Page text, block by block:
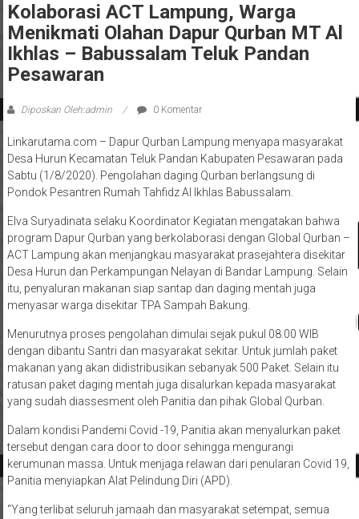
Kolaborasi ACT Lampung, Warga
Menikmati Olahan Dapur Qurban MT Al
Ikhlas – Babussalam Teluk Pandan
Pesawaran
Diposkan Oleh:admin 0 Komentar
Linkarutama.com – Dapur Qurban Lampung menyapa masyarakat
Desa Hurun Kecamatan Teluk Pandan Kabupaten Pesawaran pada
Sabtu (1/8/2020). Pengolahan daging Qurban berlangsung di
Pondok Pesantren Rumah Tahfidz Al Ikhlas Babussalam.
Elva Suryadinata selaku Koordinator Kegiatan mengatakan bahwa
program Dapur Qurban yang berkolaborasi dengan Global Qurban –
ACT Lampung akan menjangkau masyarakat prasejahtera disekitar
Desa Hurun dan Perkampungan Nelayan di Bandar Lampung. Selain
itu, penyaluran makanan siap santap dan daging mentah juga
menyasar warga disekitar TPA Sampah Bakung.
Menurutnya proses pengolahan dimulai sejak pukul 08.00 WIB
dengan dibantu Santri dan masyarakat sekitar. Untuk jumlah paket
makanan yang akan didistribusikan sebanyak 500 Paket. Selain itu
ratusan paket daging mentah juga disalurkan kepada masyarakat
yang sudah diassesment oleh Panitia dan pihak Global Qurban.
Dalam kondisi Pandemi Covid -19, Panitia akan menyalurkan paket
tersebut dengan cara door to door sehingga mengurangi
kerumunan massa. Untuk menjaga relawan dari penularan Covid 19,
Panitia menyiapkan Alat Pelindung Diri (APD).
“Yang terlibat seluruh jamaah dan masyarakat setempat, semua